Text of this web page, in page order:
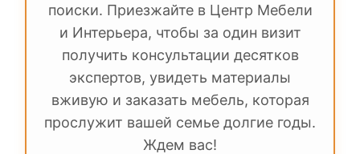
поиски. Приезжайте в Центр Мебели
и Интерьера, чтобы за один визит
получить консультации десятков
экспертов, увидеть материалы
вживую и заказать мебель, которая
прослужит вашей семье долгие годы.
Ждем вас!